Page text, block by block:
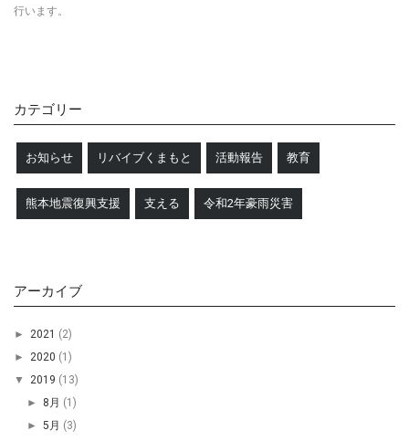
行います。
カテゴリー
お知らせ リバイブくまもと 活動報告 教育
熊本地震復興支援 支える 令和2年豪雨災害
アーカイブ
► 2021 (2)
► 2020 (1)
▼ 2019 (13)
► 8月 (1)
►5月 (3)